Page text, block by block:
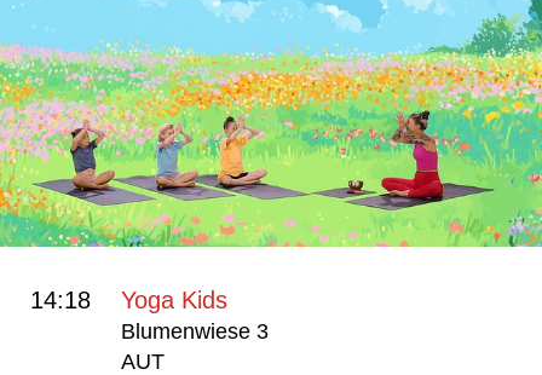
14:18 Yoga Kids
Blumenwiese 3
AUT